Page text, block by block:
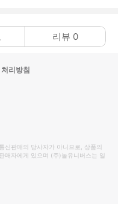
리뷰 0
리방침
신판매의 당사자가 아니므로, 상품의
매자에게 있으며 (주)놀유니버스는 일